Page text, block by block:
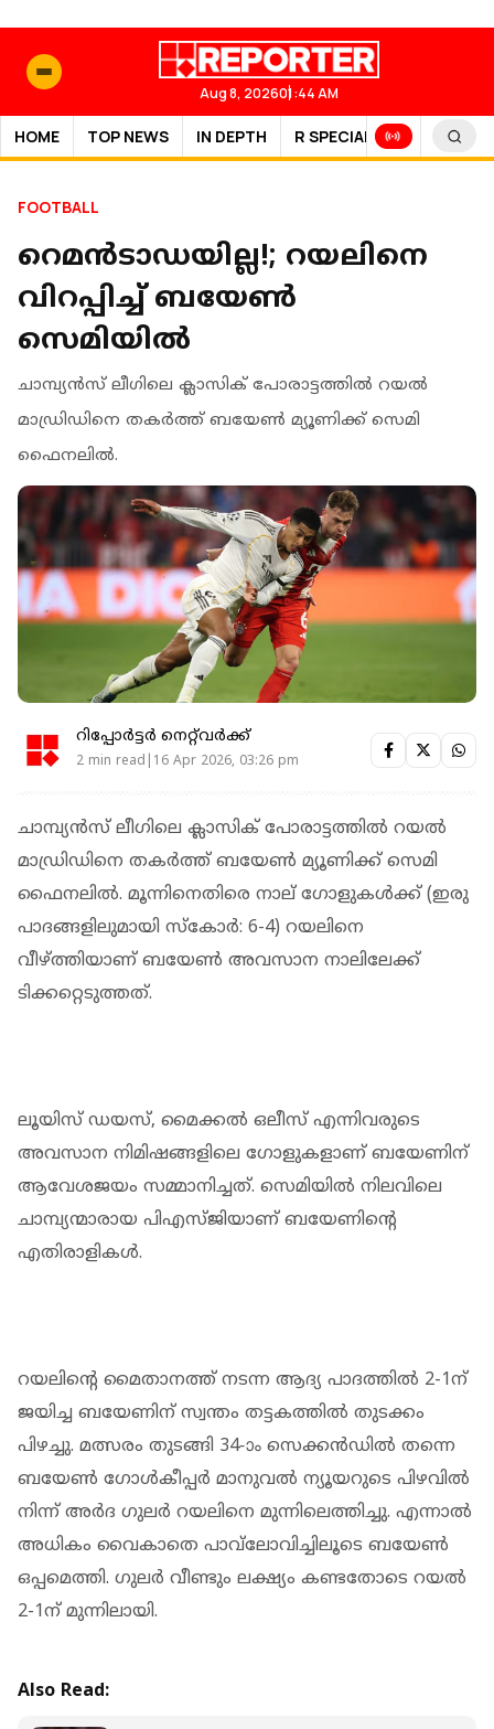
Aug 8, 202601:44 AM
HOME TOP NEWS IN DEPTH R SPECIAL SPORTS
FOOTBALL
റെമൻടാഡയില്ല!; റയലിനെ
വിറപ്പിച്ച് ബയേൺ
സെമിയിൽ
ചാമ്പ്യൻസ് ലീഗിലെ ക്ലാസിക് പോരാട്ടത്തിൽ റയൽ
മാഡ്രിഡിനെ തകർത്ത് ബയേൺ മ്യൂണിക്ക് സെമി
ഫൈനലിൽ.
റിപ്പോർട്ടർ നെറ്റ്‌വര്‍ക്ക്‌
2 min read|16 Apr 2026, 03:26 pm
ചാമ്പ്യൻസ് ലീഗിലെ ക്ലാസിക് പോരാട്ടത്തിൽ റയൽ
മാഡ്രിഡിനെ തകർത്ത് ബയേൺ മ്യൂണിക്ക് സെമി
ഫൈനലിൽ. മൂന്നിനെതിരെ നാല് ഗോളുകൾക്ക് (ഇരു
പാദങ്ങളിലുമായി സ്കോർ: 6-4) റയലിനെ
വീഴ്ത്തിയാണ് ബയേൺ അവസാന നാലിലേക്ക്
ടിക്കറ്റെടുത്തത്.
ലൂയിസ് ഡയസ്, മൈക്കൽ ഒലീസ് എന്നിവരുടെ
അവസാന നിമിഷങ്ങളിലെ ഗോളുകളാണ് ബയേണിന്
ആവേശജയം സമ്മാനിച്ചത്. സെമിയിൽ നിലവിലെ
ചാമ്പ്യന്മാരായ പിഎസ്ജിയാണ് ബയേണിന്റെ
എതിരാളികൾ.
റയലിന്റെ മൈതാനത്ത് നടന്ന ആദ്യ പാദത്തിൽ 2-1ന്
ജയിച്ച ബയേണിന് സ്വന്തം തട്ടകത്തിൽ തുടക്കം
പിഴച്ചു. മത്സരം തുടങ്ങി 34-ാം സെക്കൻഡിൽ തന്നെ
ബയേൺ ഗോൾകീപ്പർ മാനുവൽ ന്യൂയറുടെ പിഴവിൽ
നിന്ന് അർദ ഗുലർ റയലിനെ മുന്നിലെത്തിച്ചു. എന്നാൽ
അധികം വൈകാതെ പാവ്‌ലോവിച്ചിലൂടെ ബയേൺ
ഒപ്പമെത്തി. ഗുലർ വീണ്ടും ലക്ഷ്യം കണ്ടതോടെ റയൽ
2-1ന് മുന്നിലായി.
Also Read: